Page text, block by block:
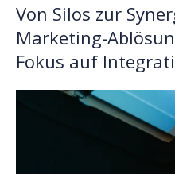
Von Silos zur
Marketing-
Fokus auf